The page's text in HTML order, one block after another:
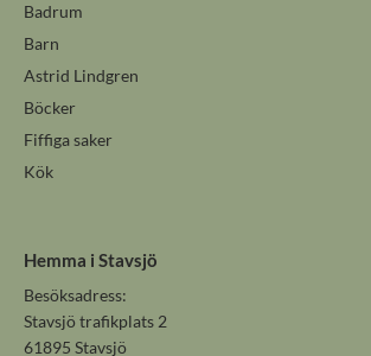
Badrum
Barn
Astrid Lindgren
Böcker
Fiffiga saker
Kök
Hemma i Stavsjö
Besöksadress:
Stavsjö trafikplats 2
61895 Stavsjö